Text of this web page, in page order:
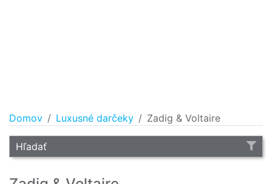
Domov Luxusné darčeky Zadig & Voltaire
Hľadať